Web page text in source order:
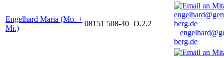
Engelhard Maria (Mo. +
Mi.)
08151 508-40 O.2.2
berg.de